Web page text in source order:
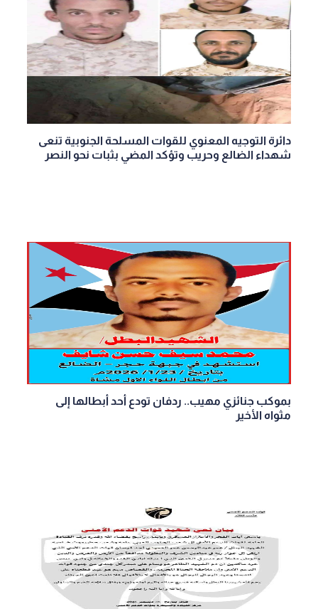
دائرة التوجيه المعنوي للقوات المسلحة الجنوبية تنعى
شهداء الضالع وحريب وتؤكد المضي بثبات نحو النصر
بموكب جنائزي مهيب.. ردفان تودع أحد أبطالها إلى
مثواه الأخير